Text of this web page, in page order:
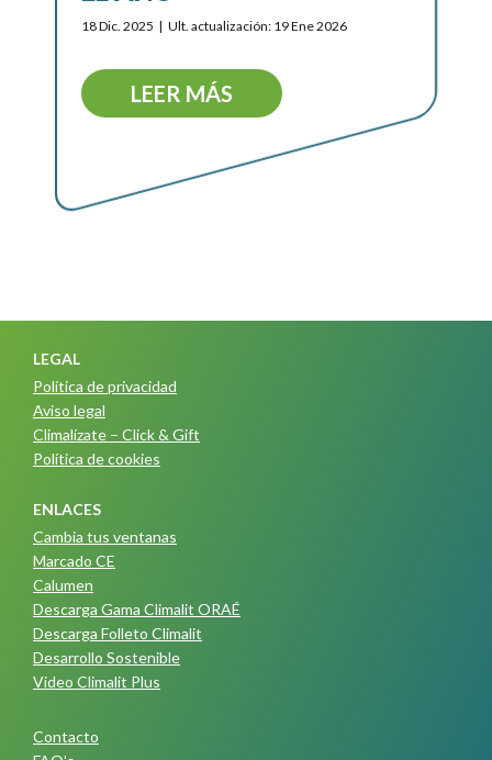
18 Dic. 2025 Ult. actualización: 19 Ene 2026
LEER MÁS
LEGAL
Política de privacidad
Aviso legal
Climalízate – Click & Gift
Política de cookies
ENLACES
Cambia tus ventanas
Marcado CE
Calumen
Descarga Gama Climalit ORAÉ
Descarga Folleto Climalit
Desarrollo Sostenible
Video Climalit Plus
Contacto